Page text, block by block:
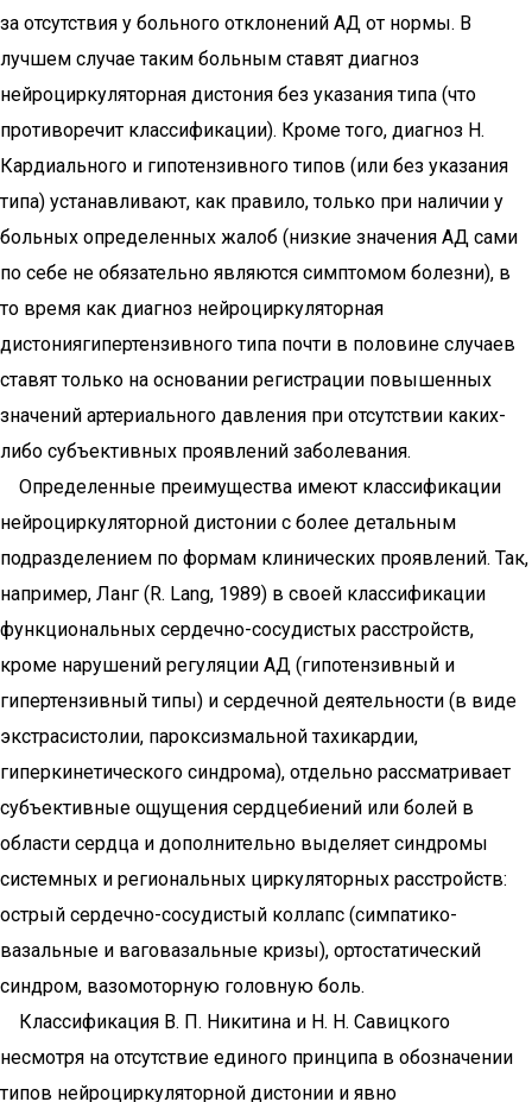
за отсутствия у больного отклонений АД от нормы. В
лучшем случае таким больным ставят диагноз
нейроциркуляторная дистония без указания типа (что
противоречит классификации). Кроме того, диагноз Н.
Кардиального и гипотензивного типов (или без указания
типа) устанавливают, как правило, только при наличии у
больных определенных жалоб (низкие значения АД сами
по себе не обязательно являются симптомом болезни), в
то время как диагноз нейроциркуляторная
дистониягипертензивного типа почти в половине случаев
ставят только на основании регистрации повышенных
значений артериального давления при отсутствии каких-
либо субъективных проявлений заболевания.
Определенные преимущества имеют классификации
нейроциркуляторной дистонии с более детальным
подразделением по формам клинических проявлений. Так,
например, Ланг (R. Lang, 1989) в своей классификации
функциональных сердечно-сосудистых расстройств,
кроме нарушений регуляции АД (гипотензивный и
гипертензивный типы) и сердечной деятельности (в виде
экстрасистолии, пароксизмальной тахикардии,
гиперкинетического синдрома), отдельно рассматривает
субъективные ощущения сердцебиений или болей в
области сердца и дополнительно выделяет синдромы
системных и региональных циркуляторных расстройств:
острый сердечно-сосудистый коллапс (симпатико-
вазальные и ваговазальные кризы), ортостатический
синдром, вазомоторную головную боль.
Классификация В. П. Никитина и Н. Н. Савицкого
несмотря на отсутствие единого принципа в обозначении
типов нейроциркуляторной дистонии и явно